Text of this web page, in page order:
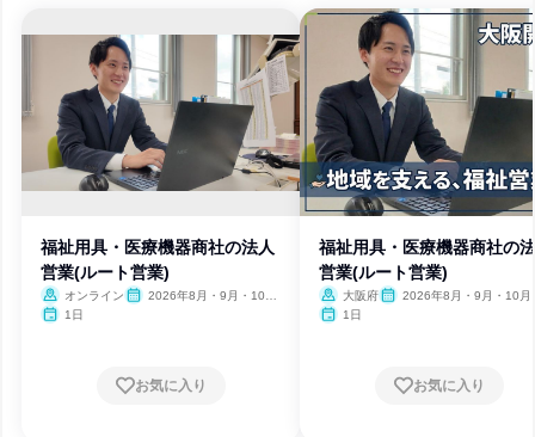
福祉用具・医療機器商社の法人
営業(ルート営業)
オンライン
2026年8月・9月・10
1日
お気に入り
福祉用具・医療機器商社の
営業(ルート営業)
大阪府
2026年8月・9月・10月
1日
お気に入り